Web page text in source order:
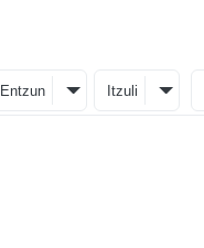
Entzun Itzuli